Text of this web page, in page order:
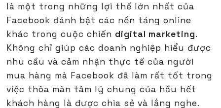
là một trong những lợi thế lớn nhất của
Facebook đánh bật các nền tảng online
khác trong cuộc chiến digital marketing.
Không chỉ giúp các doanh nghiệp hiểu được
nhu cầu và cảm nhận thực tế của người
mua hàng mà Facebook đã làm rất tốt trong
việc thõa mãn tâm lý chung của hầu hết
khách hàng là được chia sẻ và lắng nghe.